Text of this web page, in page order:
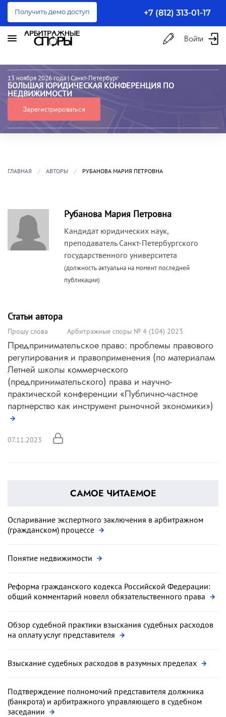
Получить демо доступ +7 (812) 313-01-17
Войти
13 ноября 2026 года | Санкт-Петербург
БОЛЬШАЯ ЮРИДИЧЕСКАЯ КОНФЕРЕНЦИЯ ПО
НЕДВИЖИМОСТИ
Зарегистрироваться
ГЛАВНАЯ АВТОРЫ РУБАНОВА МАРИЯ ПЕТРОВНА
Рубанова Мария Петровна
Кандидат юридических наук,
преподаватель Санкт-Петербургского
государственного университета
(должность актуальна на момент последней
публикации)
Статьи автора
Прошу слова Арбитражные споры № 4 (104) 2023
Предпринимательское право: проблемы правового
регулирования и правоприменения (по материалам
Летней школы коммерческого
(предпринимательского) права и научно-
практической конференции «Публично-частное
партнерство как инструмент рыночной экономики»)
07.11.2023
САМОЕ ЧИТАЕМОЕ
Оспаривание экспертного заключения в арбитражном
(гражданском) процессе
Понятие недвижимости
Реформа гражданского кодекса Российской Федерации:
общий комментарий новелл обязательственного права
Обзор судебной практики взыскания судебных расходов
на оплату услуг представителя
Взыскание судебных расходов в разумных пределах
Подтверждение полномочий представителя должника
(банкрота) и арбитражного управляющего в судебном
заседании